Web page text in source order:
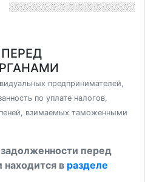
предпринимателей,
по уплате налогов,
взимаемых таможенными
перед
в разделе